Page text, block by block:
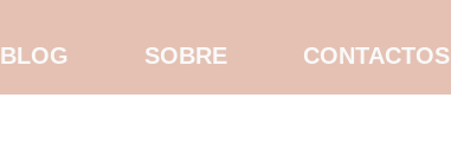
BLOG SOBRE CONTACTOS